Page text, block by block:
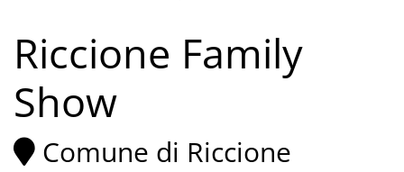
Riccione Family
Show
Comune di Riccione